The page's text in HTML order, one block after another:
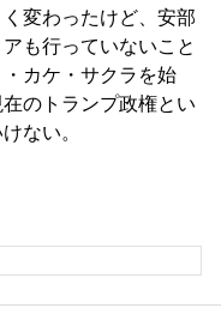
変わったけど、安部
も行っていないこと
カケ・サクラを始
のトランプ政権とい
ない。